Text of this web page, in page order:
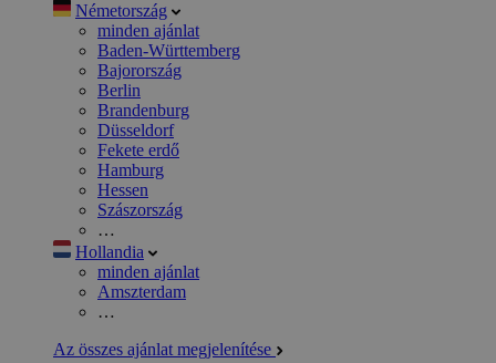
Németország
minden ajánlat
Baden-Württemberg
Bajorország
Berlin
Brandenburg
Düsseldorf
Fekete erdő
Hamburg
Hessen
Szászország
…
Hollandia
minden ajánlat
Amszterdam
…
Az összes ajánlat megjelenítése